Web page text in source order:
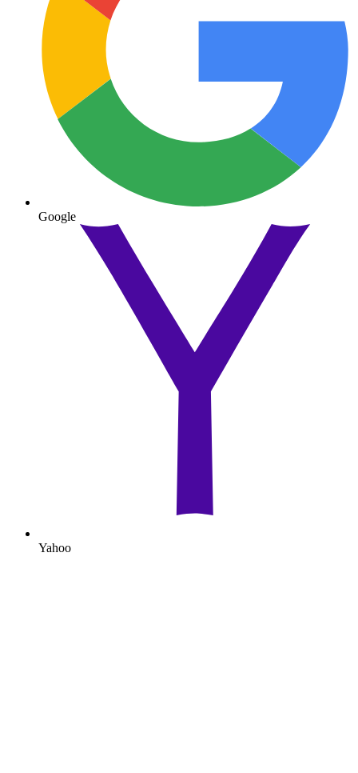
Google
Yahoo